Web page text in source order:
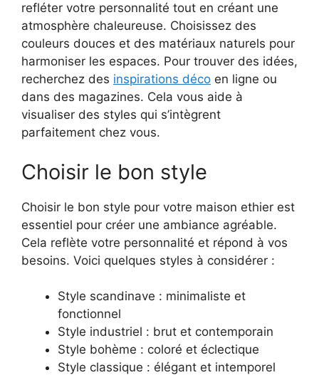
refléter votre personnalité tout en créant une
atmosphère chaleureuse. Choisissez des
couleurs douces et des matériaux naturels pour
harmoniser les espaces. Pour trouver des idées,
recherchez des inspirations déco en ligne ou
dans des magazines. Cela vous aide à
visualiser des styles qui s’intègrent
parfaitement chez vous.
Choisir le bon style
Choisir le bon style pour votre maison ethier est
essentiel pour créer une ambiance agréable.
Cela reflète votre personnalité et répond à vos
besoins. Voici quelques styles à considérer :
Style scandinave : minimaliste et
fonctionnel
Style industriel : brut et contemporain
Style bohème : coloré et éclectique
Style classique : élégant et intemporel